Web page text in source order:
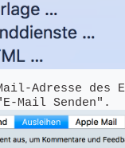
Adresse des